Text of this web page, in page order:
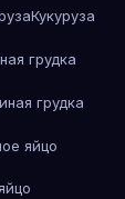
Кукуруза
грудка
грудка
яйцо